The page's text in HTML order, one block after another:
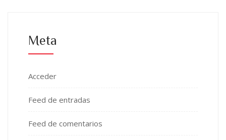
Meta
Acceder
Feed de entradas
Feed de comentarios